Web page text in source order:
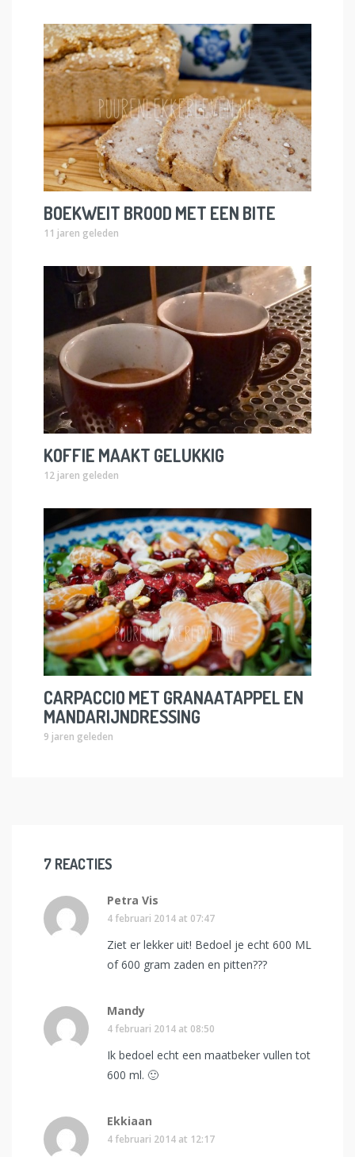
BOEKWEIT BROOD MET EEN BITE
11 jaren geleden
KOFFIE MAAKT GELUKKIG
12 jaren geleden
CARPACCIO MET GRANAATAPPEL EN
MANDARIJNDRESSING
9 jaren geleden
7 REACTIES
Petra Vis
4 februari 2014 at 07:47
Ziet er lekker uit! Bedoel je echt 600 ML
of 600 gram zaden en pitten???
Mandy
4 februari 2014 at 08:50
Ik bedoel echt een maatbeker vullen tot
600 ml. 🙂
Ekkiaan
4 februari 2014 at 12:17